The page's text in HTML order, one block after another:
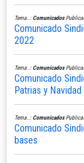
Tema..: Comunicados
Comunicado
2022
Tema..: Comunicados
Comunicado
Patrias y Navidad
Tema..: Comunicados
Comunicado
bases